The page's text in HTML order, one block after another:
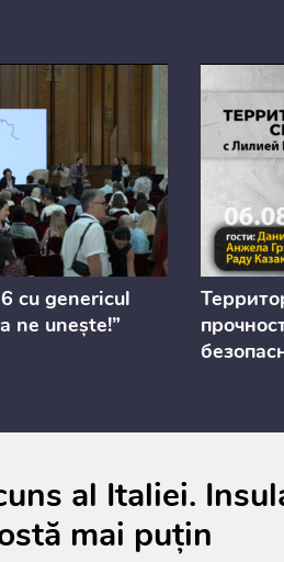
cu genericul
ne unește!”
al Italiei.
mai puțin